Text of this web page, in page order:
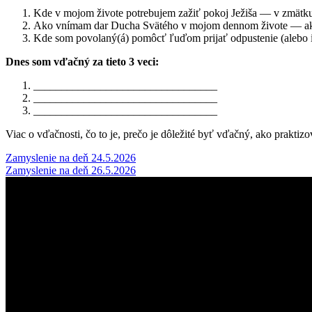
Kde v mojom živote potrebujem zažiť pokoj Ježiša — v
Ako vnímam dar Ducha Svätého v mojom dennom živote —
Kde som povolaný(á) pomôcť ľuďom prijať odpustenie (alebo
Dnes som vďačný za tieto 3 veci:
Viac o vďačnosti, čo to je, prečo je dôležité byť vďačný, ako
Post
navigation
Zamyslenie na deň 24.5.2026
Zamyslenie na deň 26.5.2026